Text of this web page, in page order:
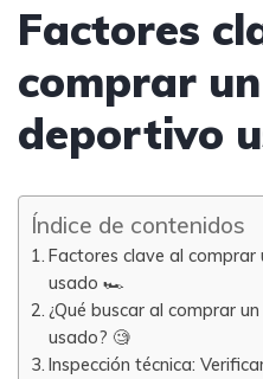
Factores
comprar
deportivo
Índice de contenidos
Factores clave al
usado 🏎️
¿Qué buscar al comprar
usado? 🧐
Inspección técnica: